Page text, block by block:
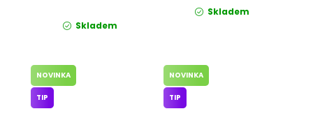
Skladem
Skladem
NOVINKA
TIP
NOVINKA
TIP